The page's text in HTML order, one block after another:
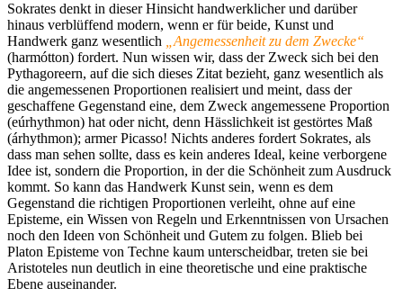
Sokrates denkt in dieser Hinsicht handwerklicher und darüber
hinaus verblüffend modern, wenn er für beide, Kunst und
Handwerk ganz wesentlich
„Angemessenheit zu dem Zwecke“
(harmótton) fordert. Nun wissen wir, dass der Zweck sich bei den
Pythagoreern, auf die sich dieses Zitat bezieht, ganz wesentlich als
die angemessenen Proportionen realisiert und meint, dass der
geschaffene Gegenstand eine, dem Zweck angemessene Proportion
(eúrhythmon) hat oder nicht, denn Hässlichkeit ist gestörtes Maß
(árhythmon); armer Picasso! Nichts anderes fordert Sokrates, als
dass man sehen sollte, dass es kein anderes Ideal, keine verborgene
Idee ist, sondern die Proportion, in der die Schönheit zum Ausdruck
kommt. So kann das Handwerk Kunst sein, wenn es dem
Gegenstand die richtigen Proportionen verleiht, ohne auf eine
Episteme, ein Wissen von Regeln und Erkenntnissen von Ursachen
noch den Ideen von Schönheit und Gutem zu folgen. Blieb bei
Platon Episteme von Techne kaum unterscheidbar, treten sie bei
Aristoteles nun deutlich in eine theoretische und eine praktische
Ebene auseinander.